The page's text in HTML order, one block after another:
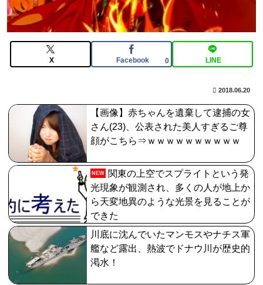
【FGO】ジャンヌ系にラクシュミーは含まれますか？W
ジル・ド・レェ強化みんなの反応まとめ
【画像】はいだしょうこ（47）「こんなオバサンでいい
の…？」X Facebook 0 LINE
2018.06.20
【画像】赤ちゃんを遺棄して逮捕の女
さん(23)、公表された美人すぎるご尊
顔がこちら⇒ｗｗｗｗｗｗｗｗｗｗ
NEW
関東の上空でスプライトという発
光現象が観測され、多くの人が地上か
ら天変地異のような光景を見ることが
できた
川底に沈んでいたマンモスやナチス軍
艦など露出、熱波でドナウ川が歴史的
渇水！